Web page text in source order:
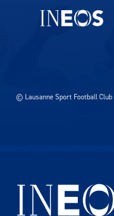
Partenaires du
© Lausanne Sport Football Club